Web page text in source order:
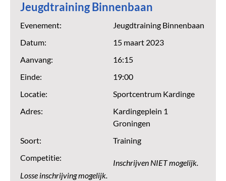
Jeugdtraining Binnenbaan
Evenement:
Jeugdtraining Binnenbaan
Datum:
15 maart 2023
Aanvang:
16:15
Einde:
19:00
Locatie:
Sportcentrum Kardinge
Adres:
Kardingeplein 1
Groningen
Soort:
Training
Competitie:
Inschrijven NIET mogelijk.
Losse inschrijving mogelijk.